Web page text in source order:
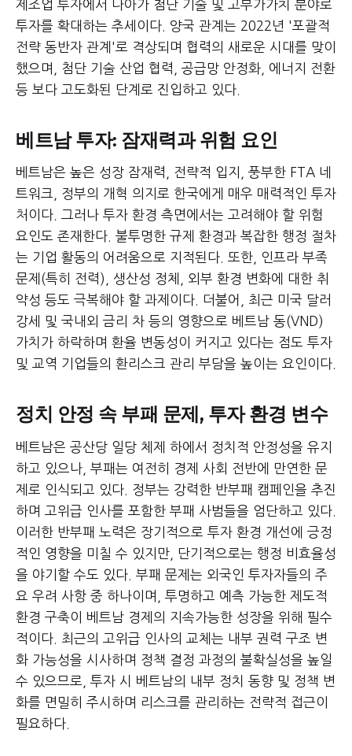
제조업 투자에서 나아가 첨단 기술 및 고부가가치 분야로
투자를 확대하는 추세이다. 양국 관계는 2022년 '포괄적
전략 동반자 관계'로 격상되며 협력의 새로운 시대를 맞이
했으며, 첨단 기술 산업 협력, 공급망 안정화, 에너지 전환
등 보다 고도화된 단계로 진입하고 있다.
베트남 투자: 잠재력과 위험 요인
베트남은 높은 성장 잠재력, 전략적 입지, 풍부한 FTA 네
트워크, 정부의 개혁 의지로 한국에게 매우 매력적인 투자
처이다. 그러나 투자 환경 측면에서는 고려해야 할 위험
요인도 존재한다. 불투명한 규제 환경과 복잡한 행정 절차
는 기업 활동의 어려움으로 지적된다. 또한, 인프라 부족
문제(특히 전력), 생산성 정체, 외부 환경 변화에 대한 취
약성 등도 극복해야 할 과제이다. 더불어, 최근 미국 달러
강세 및 국내외 금리 차 등의 영향으로 베트남 동(VND)
가치가 하락하며 환율 변동성이 커지고 있다는 점도 투자
및 교역 기업들의 환리스크 관리 부담을 높이는 요인이다.
정치 안정 속 부패 문제, 투자 환경 변수
베트남은 공산당 일당 체제 하에서 정치적 안정성을 유지
하고 있으나, 부패는 여전히 경제 사회 전반에 만연한 문
제로 인식되고 있다. 정부는 강력한 반부패 캠페인을 추진
하며 고위급 인사를 포함한 부패 사범들을 엄단하고 있다.
이러한 반부패 노력은 장기적으로 투자 환경 개선에 긍정
적인 영향을 미칠 수 있지만, 단기적으로는 행정 비효율성
을 야기할 수도 있다. 부패 문제는 외국인 투자자들의 주
요 우려 사항 중 하나이며, 투명하고 예측 가능한 제도적
환경 구축이 베트남 경제의 지속가능한 성장을 위해 필수
적이다. 최근의 고위급 인사의 교체는 내부 권력 구조 변
화 가능성을 시사하며 정책 결정 과정의 불확실성을 높일
수 있으므로, 투자 시 베트남의 내부 정치 동향 및 정책 변
화를 면밀히 주시하며 리스크를 관리하는 전략적 접근이
필요하다.